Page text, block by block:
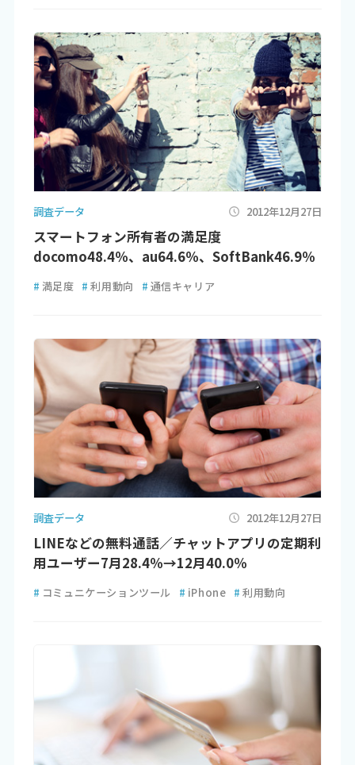
調査データ 2012年12月27日
スマートフォン所有者の満足度
docomo48.4％、au64.6％、SoftBank46.9％
# 満足度 # 利用動向 # 通信キャリア
調査データ 2012年12月27日
LINEなどの無料通話／チャットアプリの定期利
用ユーザー7月28.4％→12月40.0％
# コミュニケーションツール # iPhone # 利用動向